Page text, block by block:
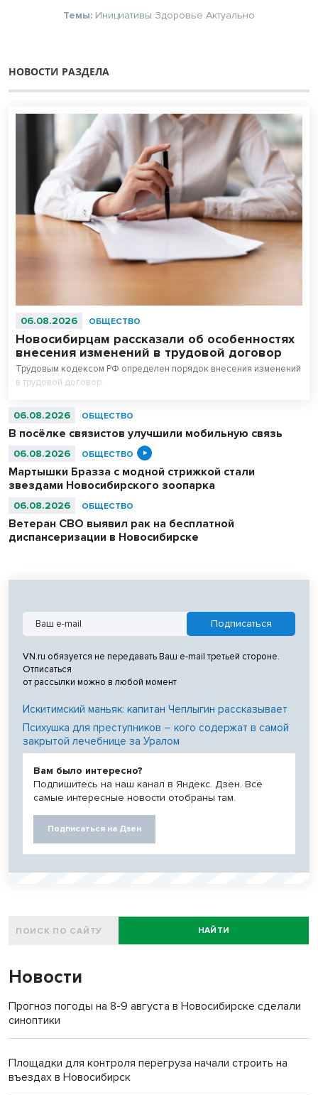
Темы: Инициативы Здоровье Актуально
НОВОСТИ РАЗДЕЛА
06.08.2026 ОБЩЕСТВО
Новосибирцам рассказали об особенностях
внесения изменений в трудовой договор
Трудовым кодексом РФ определен порядок внесения изменений
в трудовой договор.
06.08.2026 ОБЩЕСТВО
В посёлке связистов улучшили мобильную связь
06.08.2026 ОБЩЕСТВО
Мартышки Бразза с модной стрижкой стали
звездами Новосибирского зоопарка
06.08.2026 ОБЩЕСТВО
Ветеран СВО выявил рак на бесплатной
диспансеризации в Новосибирске
VN.ru обязуется не передавать Ваш e-mail третьей стороне.
Отписаться
от рассылки можно в любой момент
Искитимский маньяк: капитан Чеплыгин рассказывает
Психушка для преступников – кого содержат в самой
закрытой лечебнице за Уралом
Вам было интересно?
Подпишитесь на наш канал в Яндекс. Дзен. Все
самые интересные новости отобраны там.
Подписаться на Дзен
НАЙТИ
Новости
Прогноз погоды на 8-9 августа в Новосибирске сделали
синоптики
Площадки для контроля перегруза начали строить на
въездах в Новосибирск